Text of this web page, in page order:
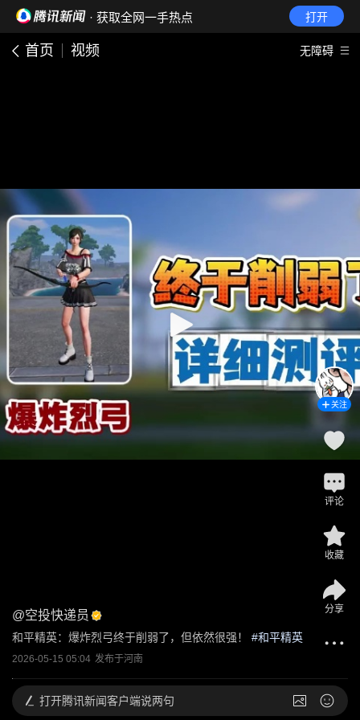
· 获取全网一手热点 打开
首页 视频 无障碍
@空投快递员
和平精英：爆炸烈弓终于削弱了，但依然很强！ #和平精英
2026-05-15 05:04 发布于河南
关注
评论
收藏
分享
打开腾讯新闻客户端说两句